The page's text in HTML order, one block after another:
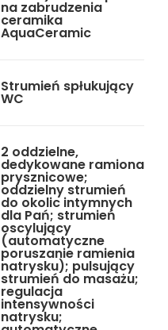
na zabrudzenia
ceramika
AquaCeramic
Strumień spłukujący
WC
2 oddzielne,
dedykowane ramiona
prysznicowe;
oddzielny strumień
do okolic intymnych
dla Pań; strumień
oscylujący
(automatyczne
poruszanie ramienia
natrysku); pulsujący
strumień do masażu;
regulacja
intensywności
natrysku;